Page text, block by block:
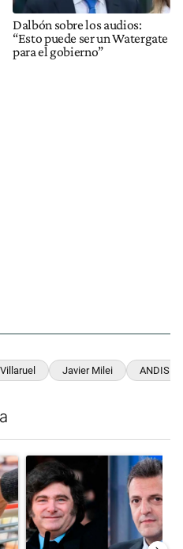
Dalbón sobre los audios:
“Esto puede ser un Watergate
para el gobierno”
Javier Milei ANDIS
título "Inflación: economistas
Un artículo de tendencia